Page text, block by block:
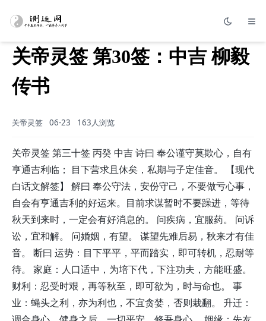
关帝灵签 第30签：中吉 柳毅
传书
关帝灵签 06-23 163人浏览
关帝灵签 第三十签 丙癸 中吉 诗曰 奉公谨守莫欺心，自有
亨通吉利临； 目下营求且休矣，私期与子定佳音。 【现代
白话文解签】 解曰 奉公守法，安份守己，不要做亏心事，
自会有亨通吉利的好运来。目前求谋暂时不要躁进，等待
秋天到来时，一定会有好消息的。 问疾病，宜服药。 问诉
讼，宜和解。 问婚姻，有望。 谋望先难后易，秋来才有佳
音。 断曰 运势：目下平平，平而踏实，即可转机，忍耐等
待。 家庭：人口适中，为培下代，下注功夫，方能旺盛。
财利：忍受时艰，再等秋至，即可欲为，时与命也。 事
业：蝇头之利，亦为利也，不宜贪婪，否则栽翻。 升迁：